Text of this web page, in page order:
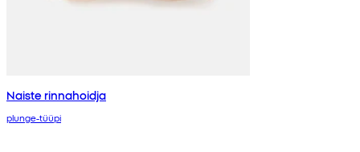
Naiste rinnahoidja
plunge-tüüpi